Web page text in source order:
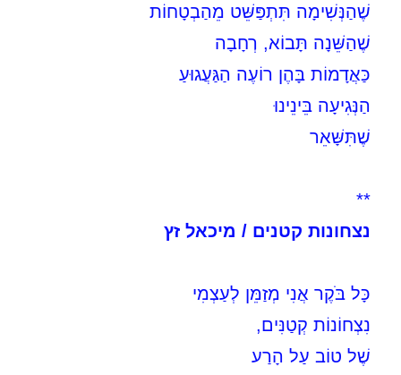
שֶׁהַנְּשִׁימָה תִּתְפַּשֵּׁט מֵהַבְטָחוֹת
שֶׁהַשֵּׁנָה תָּבוֹא, רְחָבָה
כַּאֲדָמוֹת בָּהֶן רוֹעֶה הַגַּעֲגוּעַ
הַנְּגִיעָה בֵּינֵינוּ
שֶׁתִּשָּׁאֵר
**
נצחונות קטנים / מיכאל זץ
כָּל בֹּקֶר אֲנִי מְזַמֵּן לְעַצְמִי
נִצְחוֹנוֹת קְטַנִּים,
שֶׁל טוֹב עַל הָרַע